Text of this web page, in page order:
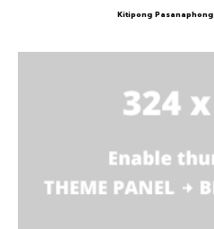
Kitipong Pasanaphong